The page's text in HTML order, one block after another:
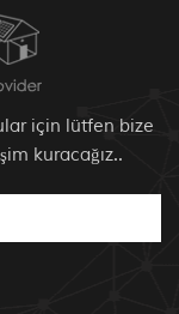
için lütfen bize
kuracağız..